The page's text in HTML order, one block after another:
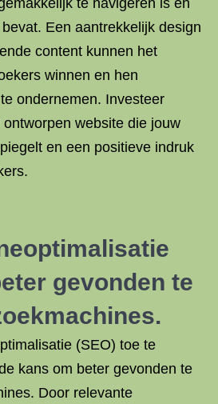
te navigeren is en
Een aantrekkelijk design
content kunnen het
winnen en hen
ondernemen. Investeer
website die jouw
en een positieve indruk
gevonden te
(SEO) toe te
kans om beter gevonden te
Door relevante